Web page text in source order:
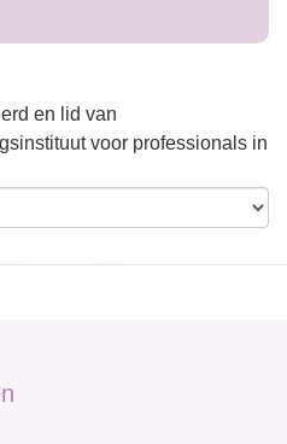
en lid van
voor professionals in